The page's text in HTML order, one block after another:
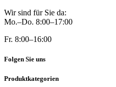
Wir sind für Sie da:
Mo.–Do. 8:00–17:00
Fr. 8:00–16:00
Folgen Sie uns
Produktkategorien